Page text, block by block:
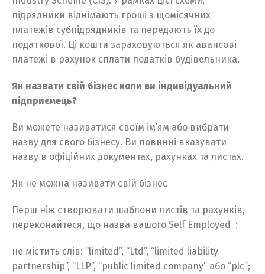
підрядники віднімають гроші з щомісячних
платежів субпідрядників та передають їх до
податкової. Ці кошти зараховуються як авансові
платежі в рахунок сплати податків будівельника.
Як назвати свій бізнес коли ви індивідуальний
підприємець?
Ви можете називатися своїм ім’ям або вибрати
назву для свого бізнесу. Ви повинні вказувати
назву в офіційних документах, рахунках та листах.
Як не можна називати свій бізнес
Перш ніж створювати шаблони листів та рахунків,
переконайтеся, що назва вашого Self Employed :
не містить слів: “limited”, “Ltd”, “limited liability
partnership”, “LLP”, “public limited company” або “plc”;
Русский English